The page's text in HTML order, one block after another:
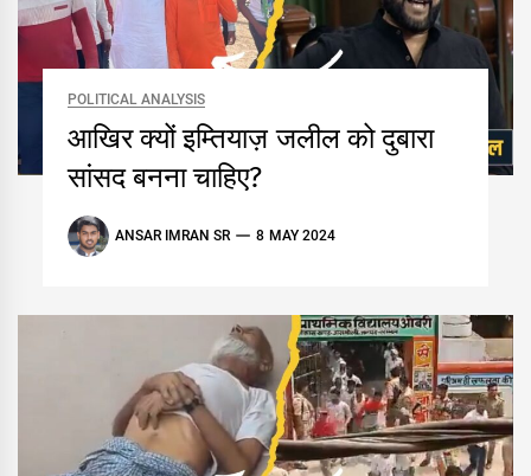
POLITICAL ANALYSIS
आखिर क्यों इम्तियाज़ जलील को दुबारा
सांसद बनना चाहिए?
ANSAR IMRAN SR 8 MAY 2024